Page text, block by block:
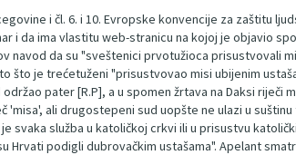
i čl. 6. i 10. Evropske konvencije za zaštitu
i da ima vlastitu web-stranicu na kojoj je objavio
da su "sveštenici prvotužioca prisustvovali
što je trećetuženi "prisustvovao misi ubijenim
pater [R.P], a u spomen žrtava na Daksi riječi
'misa', ali drugostepeni sud uopšte ne ulazi u
svaka služba u katoličkoj crkvi ili u prisustvu
podigli dubrovačkim ustašama". Apelant